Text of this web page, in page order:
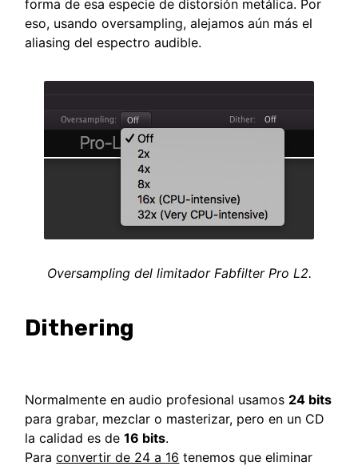
forma de esa especie de distorsión metálica. Por
eso, usando oversampling, alejamos aún más el
aliasing del espectro audible.
Oversampling del limitador Fabfilter Pro L2.
Dithering
Normalmente en audio profesional usamos 24 bits
para grabar, mezclar o masterizar, pero en un CD
la calidad es de16 bits.
Paraconvertir de 24 a 16 tenemos que eliminar